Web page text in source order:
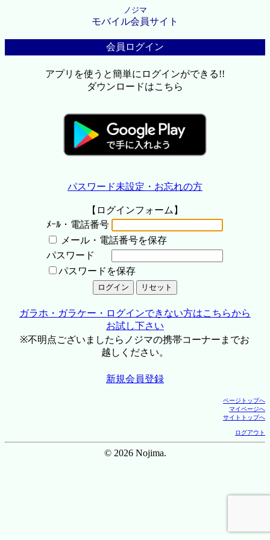
ノジマ
モバイル会員サイト
会員ログイン
アプリを使うと簡単にログインができる!!
ダウンロードはこちら
パスワード未設定・お忘れの方
【ログインフォーム】
ﾒｰﾙ・電話番号
メール・電話番号を保存
パスワード
パスワードを保存
ガラホ・ガラケー・ログインできない方はこちらから
お試し下さい
※不明点ございましたらノジマの携帯コーナーまでお
越しください。
新規会員登録
ページトップへ
マイページへ
サイトトップへ
ログアウト
© 2026 Nojima.